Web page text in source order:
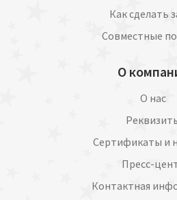
Как сделать
Совместные
О
О нас
Сертификаты и
Пресс-
Контактная